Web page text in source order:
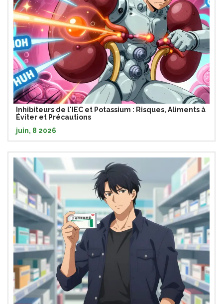
Inhibiteurs de l'IEC et Potassium : Risques, Aliments à
Éviter et Précautions
juin, 8 2026